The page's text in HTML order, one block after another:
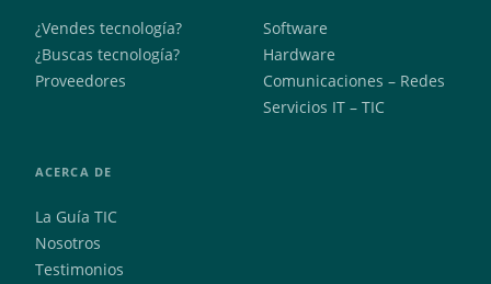
¿Vendes tecnología?
¿Buscas tecnología?
Proveedores
Software
Hardware
Comunicaciones – Redes
Servicios IT – TIC
ACERCA DE
La Guía TIC
Nosotros
Testimonios